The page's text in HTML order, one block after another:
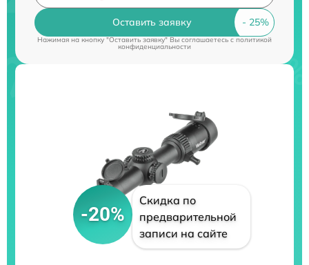
Оставить заявку
Нажимая на кнопку "Оставить заявку" Вы соглашаетесь cполитикой
конфиденциальности
-20%
Скидка по
предварительной
записи на сайте